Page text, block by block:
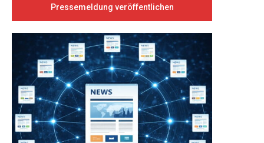
Pressemeldung veröffentlichen